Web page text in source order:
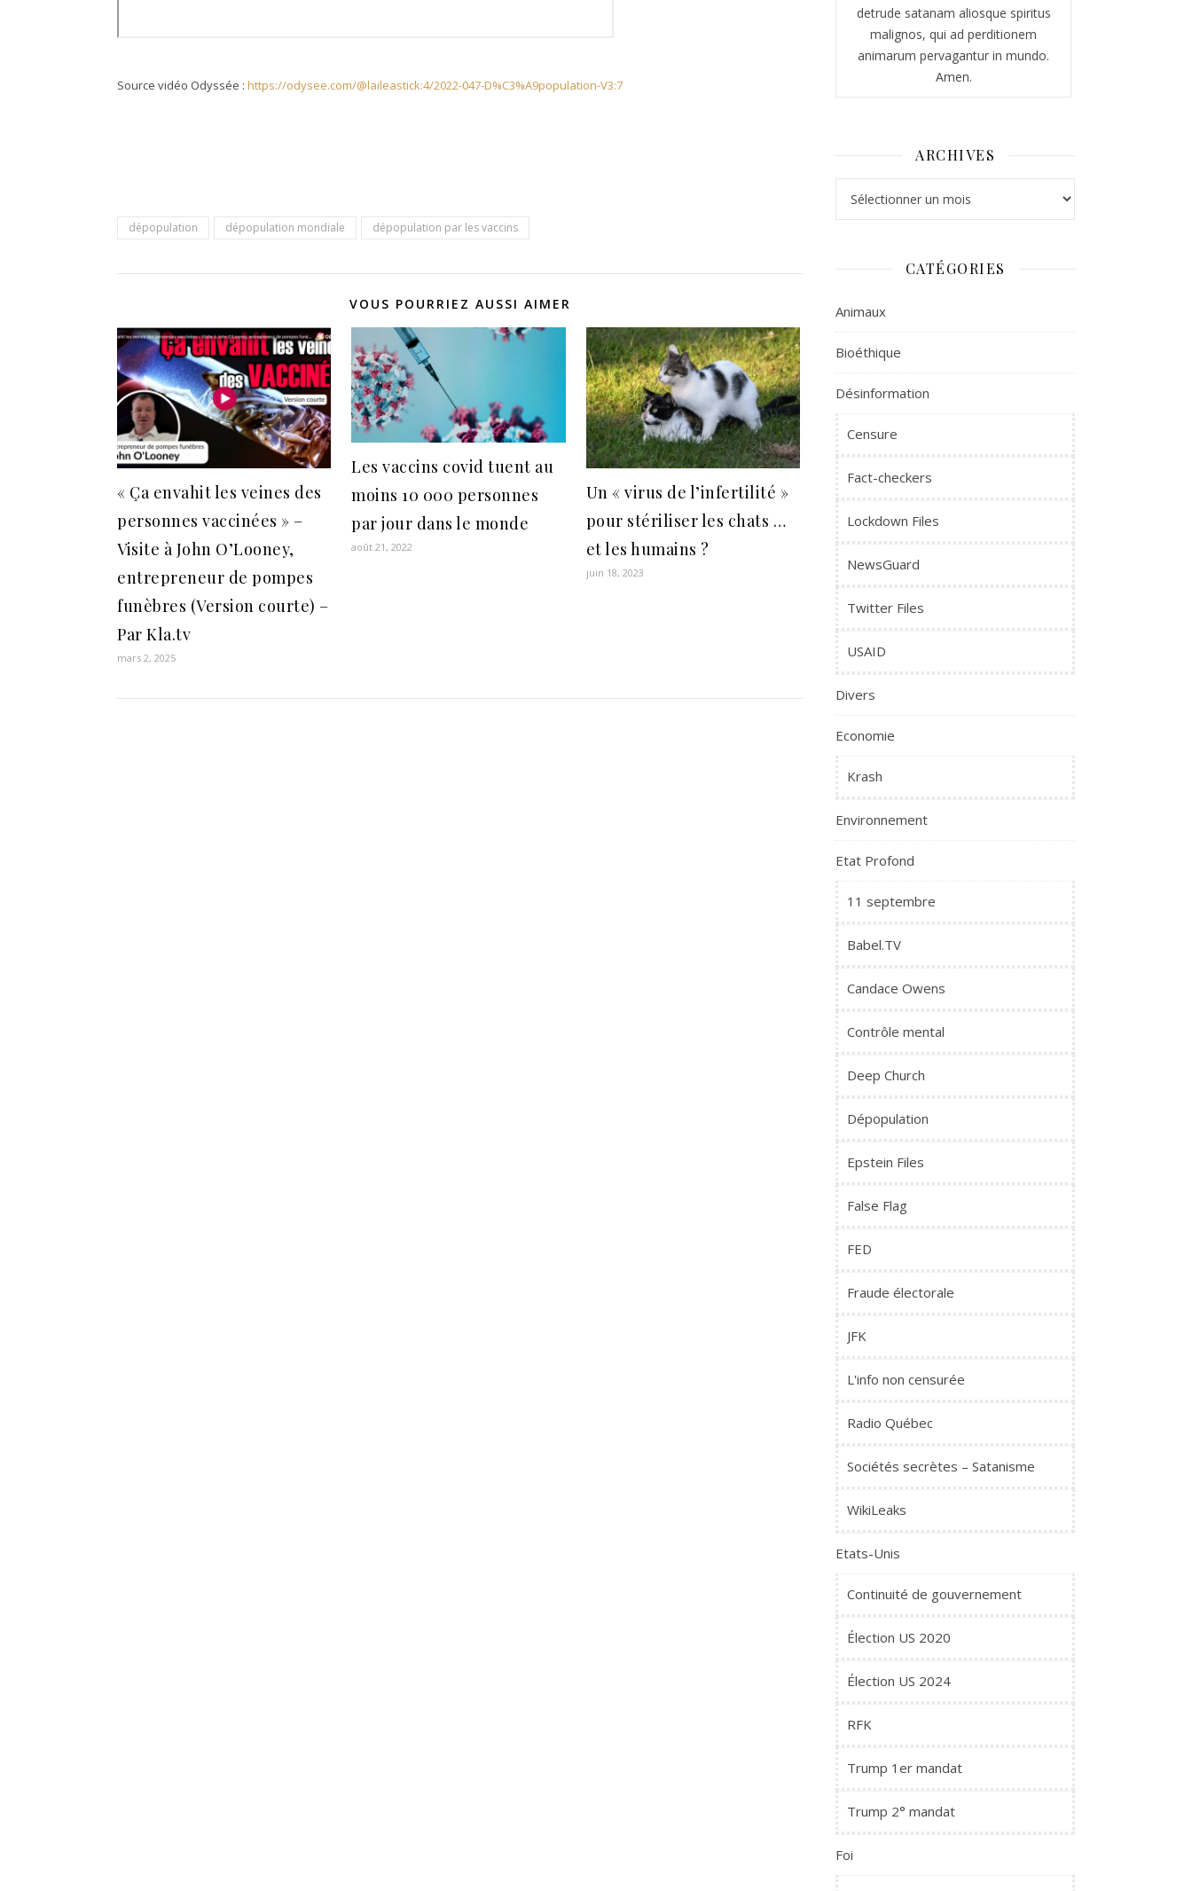
Source vidéo Odyssée : https://odysee.com/@laileastick:4/2022-047-D%C3%A9population-V3:7
dépopulation dépopulation mondiale dépopulation par les vaccins
VOUS POURRIEZ AUSSI AIMER
« Ça envahit les veines des
personnes vaccinées » –
Visite à John O’Looney,
entrepreneur de pompes
funèbres (Version courte) –
Par Kla.tv
mars 2, 2025
Les vaccins covid tuent au
moins 10 000 personnes
par jour dans le monde
août 21, 2022
Un « virus de l’infertilité »
pour stériliser les chats …
et les humains ?
juin 18, 2023
detrude satanam aliosque spiritus
malignos, qui ad perditionem
animarum pervagantur in mundo.
Amen.
ARCHIVES
CATÉGORIES
Animaux
Bioéthique
Désinformation
Censure
Fact-checkers
Lockdown Files
NewsGuard
Twitter Files
USAID
Divers
Economie
Krash
Environnement
Etat Profond
11 septembre
Babel.TV
Candace Owens
Contrôle mental
Deep Church
Dépopulation
Epstein Files
False Flag
FED
Fraude électorale
JFK
L'info non censurée
Radio Québec
Sociétés secrètes – Satanisme
WikiLeaks
Etats-Unis
Continuité de gouvernement
Élection US 2020
Élection US 2024
RFK
Trump 1er mandat
Trump 2° mandat
Foi